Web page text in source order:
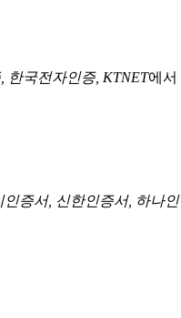
한국전자인증, KTNET에서
인증서, 신한인증서, 하나